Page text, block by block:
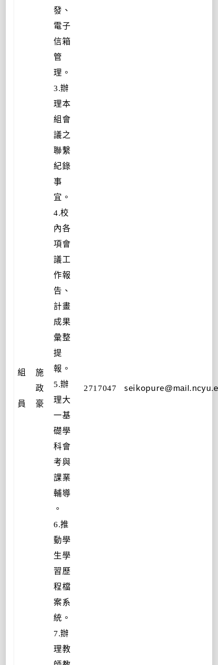
組
員
施
政
豪
發、
電子
信箱
管
理。
3.辦
理本
組會
議之
聯繫
紀錄
事
宜。
4.校
內各
項會
議工
作報
告、
計畫
成果
彙整
提
報。
5.辦
理大
一基
礎學
科會
考與
課業
輔導
。
6.推
動學
生學
習歷
程檔
案系
統。
7.辦
理教
2717047 seikopure